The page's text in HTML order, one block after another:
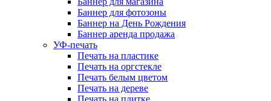
Баннер для фотозоны
Баннер на День Рождения
Баннер аренда продажа
УФ-печать
Печать на пластике
Печать на оргстекле
Печать белым цветом
Печать на дереве
Печать на плитке